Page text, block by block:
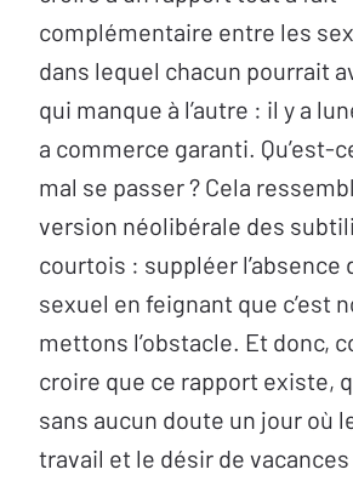
complémentaire entre les
dans lequel chacun pourrait
qui manque à l’autre : il y a
a commerce garanti. Qu’est-
mal se passer ? Cela
version néolibérale des
courtois : suppléer l’absence
sexuel en feignant que c’est
mettons l’obstacle. Et donc,
croire que ce rapport existe,
sans aucun doute un jour où
travail et le désir de